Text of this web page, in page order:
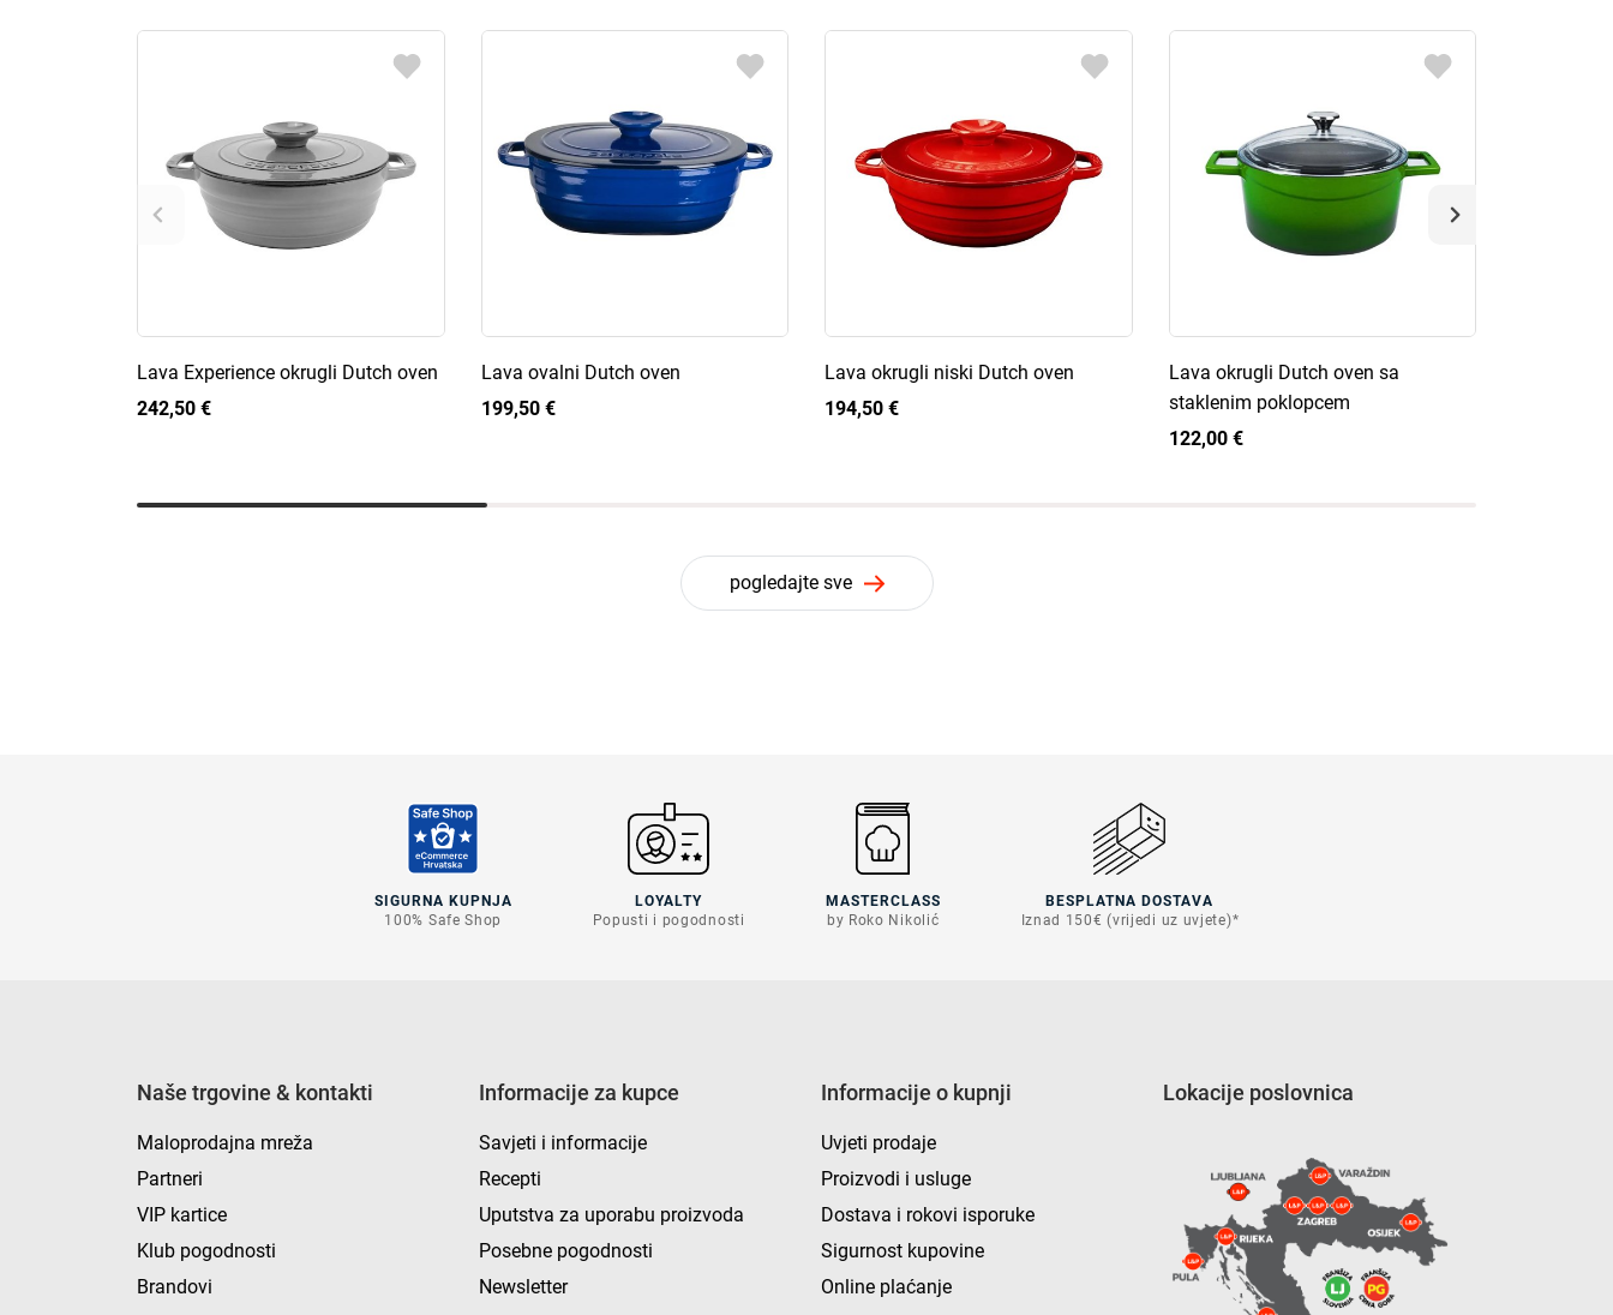
Lava Experience okrugli Dutch oven
242,50 €
Lava ovalni Dutch oven
199,50 €
Lava okrugli niski Dutch oven
194,50 €
Lava okrugli Dutch oven sa
staklenim poklopcem
122,00 €
pogledajte sve
SIGURNA KUPNJA
100% Safe Shop
LOYALTY
Popusti i pogodnosti
MASTERCLASS
by Roko Nikolić
BESPLATNA DOSTAVA
Iznad 150€ (vrijedi uz uvjete)*
Naše trgovine & kontakti
Maloprodajna mreža
Partneri
VIP kartice
Klub pogodnosti
Brandovi
Informacije za kupce
Savjeti i informacije
Recepti
Uputstva za uporabu proizvoda
Posebne pogodnosti
Newsletter
Informacije o kupnji
Uvjeti prodaje
Proizvodi i usluge
Dostava i rokovi isporuke
Sigurnost kupovine
Online plaćanje
Lokacije poslovnica